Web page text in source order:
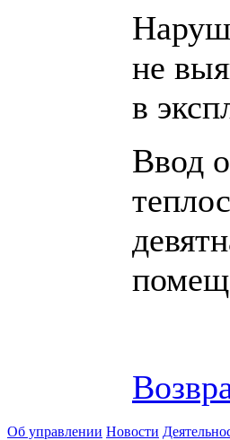
не
в
Ввод
Об управлении Новости